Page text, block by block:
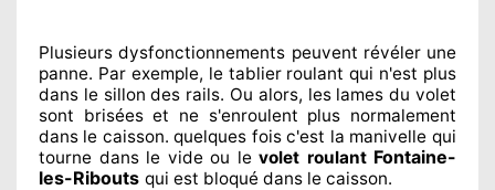
Plusieurs dysfonctionnements peuvent révélerune
panne. Par exemple, le tablier roulant qui n'est plus
dans le sillon des rails. Ou alors, les lames du volet
sont briséeset ne s'enroulent plus normalement
dans le caisson. quelques foisc'est la manivelle qui
tourne dans le vide ou le volet roulant Fontaine-
les-Ribouts qui est bloqué dans le caisson.